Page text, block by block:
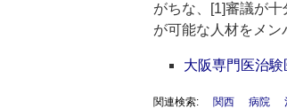
がちな、[1]審議が
が可能な人材をメン
大阪専門医治験
関連検索: 関西 病院